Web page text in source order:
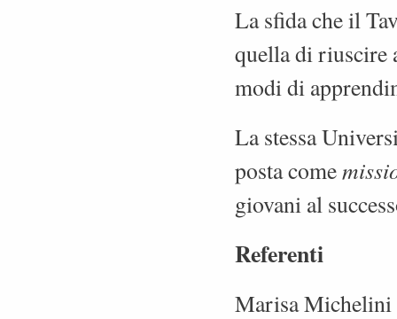
La sfida che il
quella di riuscire
modi di
La stessa
posta come
giovani al
Referenti
Marisa Michelini